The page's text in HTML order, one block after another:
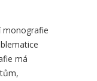
monografie
má